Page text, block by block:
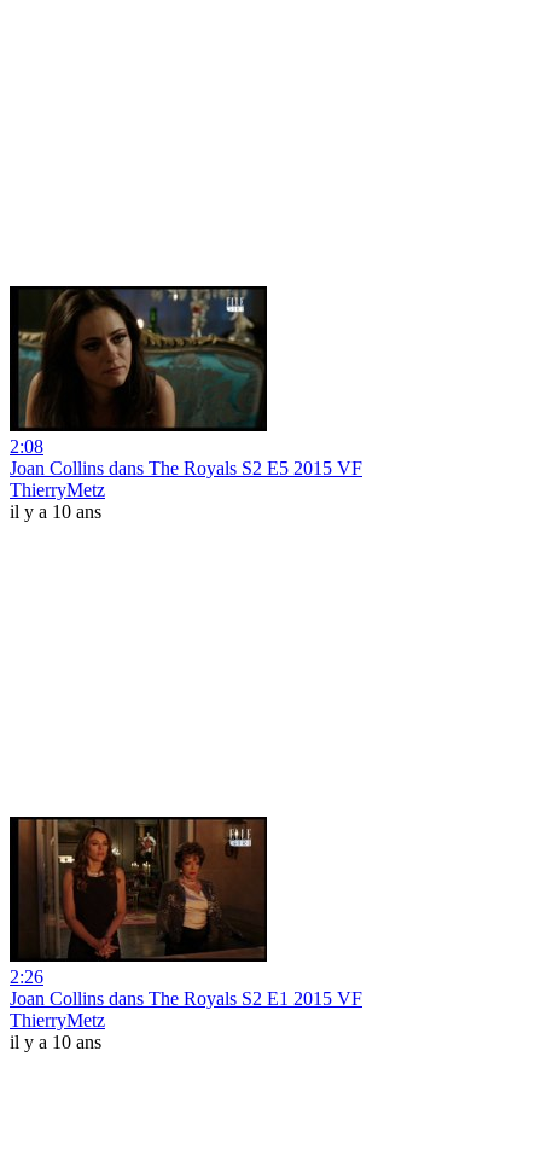
2:08
Joan Collins dans The Royals S2 E5 2015 VF
ThierryMetz
il y a 10 ans
2:26
Joan Collins dans The Royals S2 E1 2015 VF
ThierryMetz
il y a 10 ans